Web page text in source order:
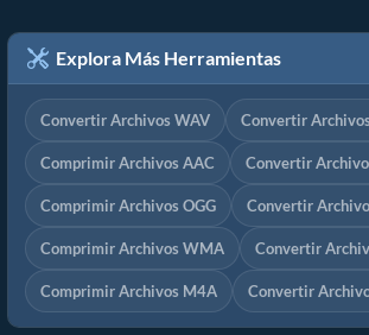
Explora Más Herramientas
Convertir Archivos WAV Convertir
Comprimir Archivos AAC Convertir
Comprimir Archivos OGG Convertir
Comprimir Archivos WMA Convertir
Comprimir Archivos M4A Convertir